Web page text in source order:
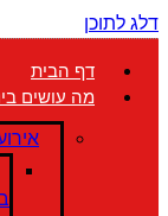
דלג לתוכן
דף הבית
מה עושים